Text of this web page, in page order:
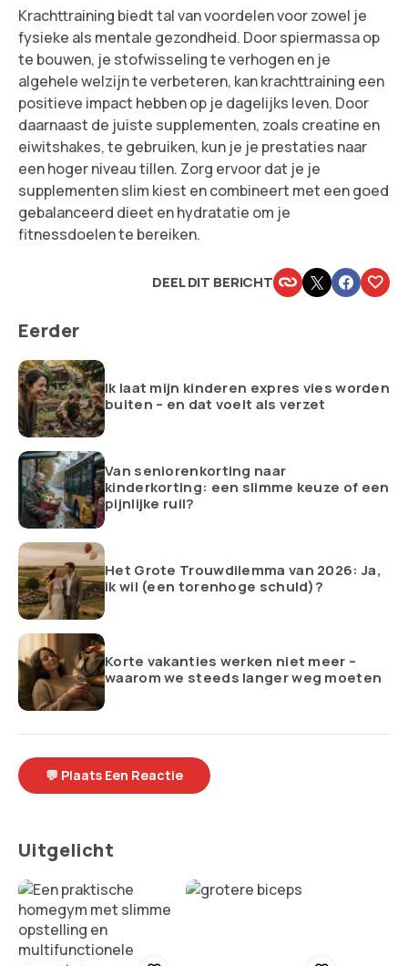
Krachttraining biedt tal van voordelen voor zowel je
fysieke als mentale gezondheid. Door spiermassa op
te bouwen, je stofwisseling te verhogen en je
algehele welzijn te verbeteren, kan krachttraining een
positieve impact hebben op je dagelijks leven. Door
daarnaast de juiste supplementen, zoals creatine en
eiwitshakes, te gebruiken, kun je je prestaties naar
een hoger niveau tillen. Zorg ervoor dat je je
supplementen slim kiest en combineert met een goed
gebalanceerd dieet en hydratatie om je
fitnessdoelen te bereiken.
DEEL DIT BERICHT
Eerder
Ik laat mijn kinderen expres vies worden
buiten – en dat voelt als verzet
Van seniorenkorting naar
kinderkorting: een slimme keuze of een
pijnlijke ruil?
Het Grote Trouwdilemma van 2026: Ja,
ik wil (een torenhoge schuld)?
Korte vakanties werken niet meer –
waarom we steeds langer weg moeten
💬 Plaats Een Reactie
Uitgelicht